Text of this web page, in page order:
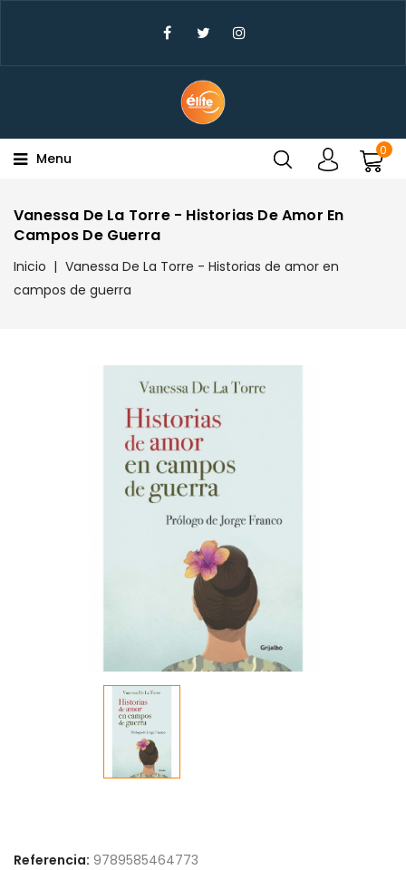
0
Menu
Vanessa De La Torre - Historias De Amor En
Campos De Guerra
Inicio
Vanessa De La Torre - Historias de amor en
campos de guerra
Referencia: 9789585464773
Create Wishlist